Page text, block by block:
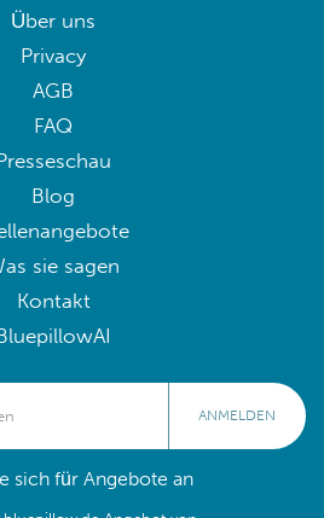
Über uns
Privacy
AGB
FAQ
Blog
sie sagen
Kontakt
ANMELDEN
sich für Angebote an